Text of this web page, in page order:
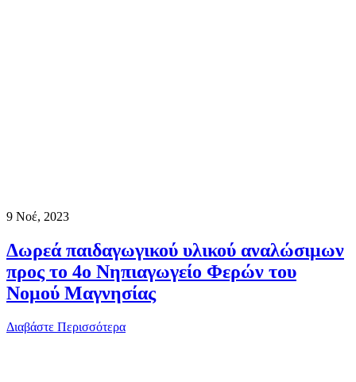
9 Νοέ, 2023
Δωρεά παιδαγωγικού υλικού αναλώσιμων
προς το 4ο Νηπιαγωγείο Φερών του
Νομού Μαγνησίας
Διαβάστε Περισσότερα